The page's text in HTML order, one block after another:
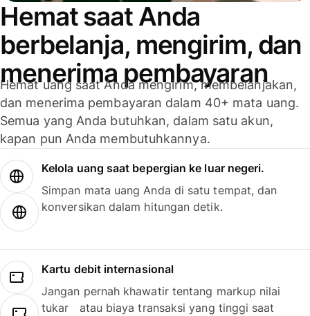
Hemat saat Anda
berbelanja, mengirim, dan
menerima pembayaran
Hemat uang saat Anda mengirim, membelanjakan,
dan menerima pembayaran dalam 40+ mata uang.
Semua yang Anda butuhkan, dalam satu akun,
kapan pun Anda membutuhkannya.
Kelola uang saat bepergian ke luar negeri.
Simpan mata uang Anda di satu tempat, dan
konversikan dalam hitungan detik.
Kartu debit internasional
Jangan pernah khawatir tentang markup nilai
tukar atau biaya transaksi yang tinggi saat